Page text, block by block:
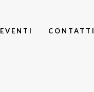
EVENTI CONTATTI